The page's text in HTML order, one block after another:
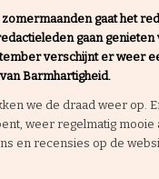
gaat het
gaan genieten
verschijnt er weer
Barmhartigheid.
we de draad weer op.
weer regelmatig mooie
en recensies op de